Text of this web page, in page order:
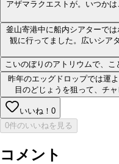
アザマラクエストが。いつか
釜山寄港中に船内シアターで
観に行ってました。広いシア
こいのぼりのアトリウムで、こ
昨年のエッグドロップでは運
いいね！ 0
0件のいいねを見る
コメント